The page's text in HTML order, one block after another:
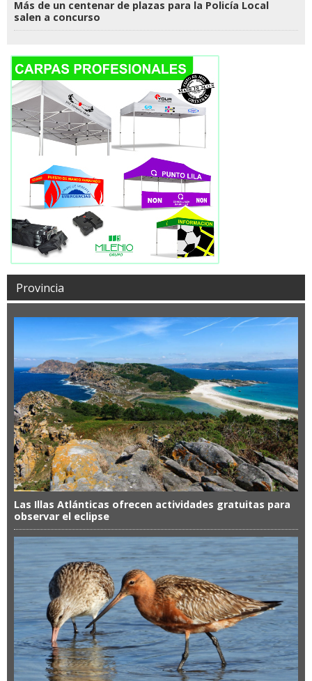
Más de un centenar de plazas para la Policía Local
salen a concurso
Provincia
Las Illas Atlánticas ofrecen actividades gratuitas para
observar el eclipse